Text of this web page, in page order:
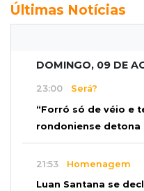
Últimas Notícias
DOMINGO, 09 DE
23:00 Será?
“Forró só de véio e
rondoniense detona
21:53 Homenagem
Luan Santana se